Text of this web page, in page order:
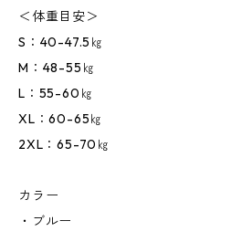
＜体重目安＞
S：40-47.5㎏
M：48-55㎏
L：55-60㎏
XL：60-65㎏
2XL：65-70㎏
カラー
・ブルー